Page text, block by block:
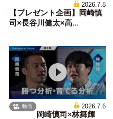
2026.7.8
【プレゼント企画】岡崎慎
司×長谷川健太×高...
動画 2026.7.6
岡崎慎司×林舞輝